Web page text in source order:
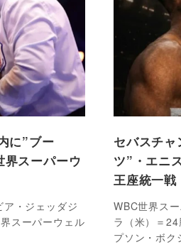
に”ブー
界スーパーウ
・ジェッダジ
スーパーウェル
セバスチ
ツ”・エニ
王座統一戦
WBC世界ス
ラ（米）＝
プソン・ボ